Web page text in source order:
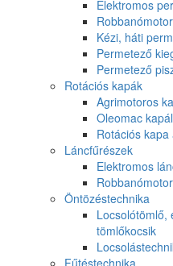
Elektromos
Kézi, háti
Permetező
Permetező
Rotációs kapák
Agrimotoros
Oleomac
Rotációs
Láncfűrészek
Elektromos
Öntözéstechnika
Locsolótömlő,
tömlőkocsik
Fűtéstechnika